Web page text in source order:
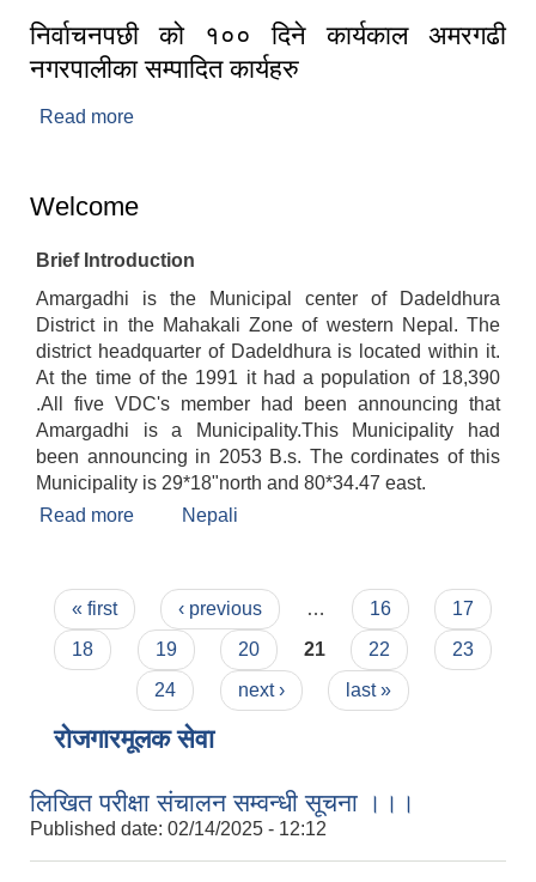
निर्वाचनपछी को १०० दिने कार्यकाल अमरगढी
नगरपालीका सम्पादित कार्यहरु
Read more
Welcome
Brief Introduction
Amargadhi is the Municipal center of Dadeldhura
District in the Mahakali Zone of western Nepal. The
district headquarter of Dadeldhura is located within it.
At the time of the 1991 it had a population of 18,390
.All five VDC's member had been announcing that
Amargadhi is a Municipality.This Municipality had
been announcing in 2053 B.s. The cordinates of this
Municipality is 29*18"north and 80*34.47 east.
Read more about Welcome
Nepali
Pages
« first ‹ previous … 16
17
18
19 20 21 22
23
24
next › last »
रोजगारमूलक सेवा
लिखित परीक्षा संचालन सम्वन्धी सूचना ।।।
Published date: 02/14/2025 - 12:12